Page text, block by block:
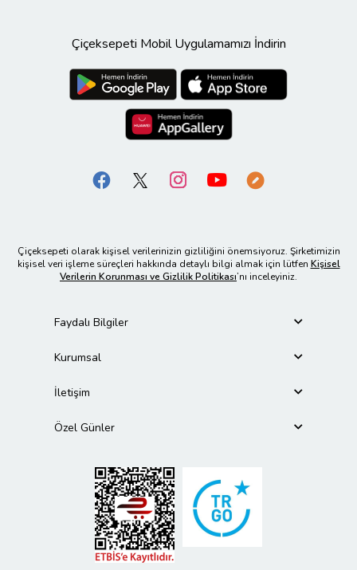
Çiçeksepeti Mobil Uygulamamızı İndirin
Çiçeksepeti olarak kişisel verilerinizin gizliliğini önemsiyoruz. Şirketimizin
kişisel veri işleme süreçleri hakkında detaylı bilgi almak için lütfen Kişisel
Verilerin Korunması ve Gizlilik Politikası’nı inceleyiniz.
Faydalı Bilgiler
Kurumsal
İletişim
Özel Günler